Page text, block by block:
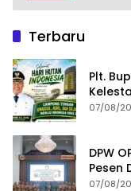
Terbaru
Plt.
Hutan
07/08/
DPW
Pesen
07/08/